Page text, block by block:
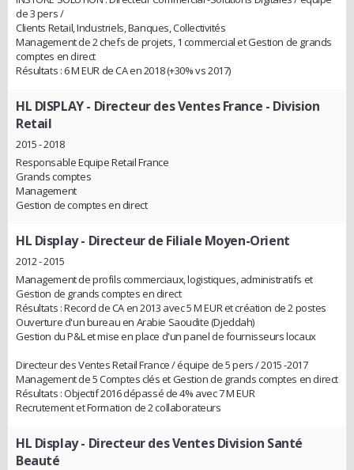
de 3 pers /
Clients Retail, Industriels, Banques, Collectivités
Management de 2 chefs de projets, 1 commercial et Gestion de grands
comptes en direct
Résultats : 6 M EUR de CA en 2018 (+30% vs 2017)
HL DISPLAY- Directeur des Ventes France - Division
Retail
2015 - 2018
Responsable Equipe Retail France
Grands comptes
Management
Gestion de comptes en direct
HL Display- Directeur de Filiale Moyen-Orient
2012 - 2015
Management de profils commerciaux, logistiques, administratifs et
Gestion de grands comptes en direct
Résultats : Record de CA en 2013 avec 5 M EUR et création de 2 postes
Ouverture d'un bureau en Arabie Saoudite (Djeddah)
Gestion du P&L et mise en place d'un panel de fournisseurs locaux
Directeur des Ventes Retail France / équipe de 5 pers / 2015 -2017
Management de 5 Comptes clés et Gestion de grands comptes en direct
Résultats : Objectif 2016 dépassé de 4% avec 7 M EUR
Recrutement et Formation de 2 collaborateurs
HL Display- Directeur des Ventes Division Santé
Beauté